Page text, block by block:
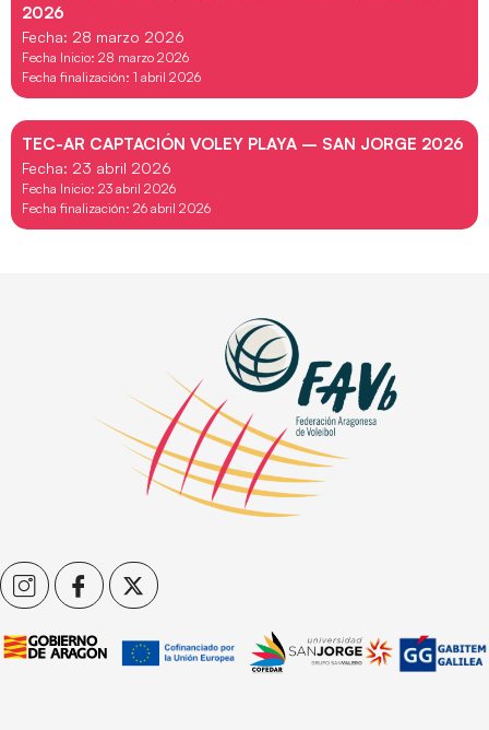
2026
Fecha: 28 marzo 2026
Fecha Inicio: 28 marzo 2026
Fecha finalización: 1 abril 2026
TEC-AR CAPTACIÓN VOLEY PLAYA – SAN JORGE 2026
Fecha: 23 abril 2026
Fecha Inicio: 23 abril 2026
Fecha finalización: 26 abril 2026